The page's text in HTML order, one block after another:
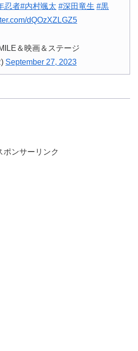
忍者#内村颯太 #深田竜生 #黒
dQOzXZLGZ5
＆映画＆ステージ
September 27, 2023
ポンサーリンク